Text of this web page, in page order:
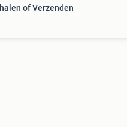
of Verzenden